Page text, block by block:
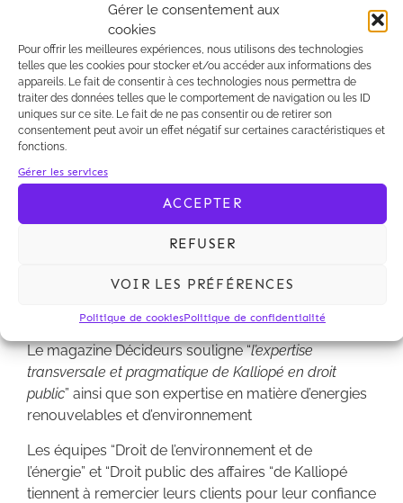
Gérer le consentement aux
cookies
Pour offrir les meilleures expériences, nous utilisons des technologies
telles que les cookies pour stocker et/ou accéder aux informations des
appareils. Le fait de consentir à ces technologies nous permettra de
traiter des données telles que le comportement de navigation ou les ID
uniques sur ce site. Le fait de ne pas consentir ou de retirer son
consentement peut avoir un effet négatif sur certaines caractéristiques et
fonctions.
Gérer les services
ACCEPTER
REFUSER
VOIR LES PRÉFÉRENCES
Politique de cookiesPolitique de confidentialité
-Collectivités territoriales et économie mixte –
Pratique réputée
-Contrats administratifs et contentieux afférents –
Forte notoriété
-Urbanisme et aménagement – Pratique réputée
-Droit des énergies renouvelables – Forte notoriété
-ICPE, Sites et sols pollués, friches industrielles –
Forte notoriété
-Droit des déchets & économie circulaires – Forte
-Droit de l’eau et de l’assainissement – Forte
– Contentieux de l’environnement – Forte notoriété
Le magazine Décideurs souligne “l’expertise
transversale et pragmatique de Kalliopé en droit
public” ainsi que son expertise en matière d’energies
renouvelables et d’environnement
Les équipes “Droit de l’environnement et de
l’énergie” et “Droit public des affaires “de Kalliopé
tiennent à remercier leurs clients pour leur confiance